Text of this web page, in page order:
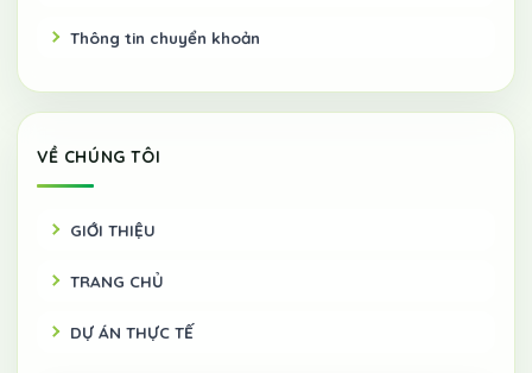
Thông tin chuyển khoản
VỀ CHÚNG TÔI
GIỚI THIỆU
TRANG CHỦ
DỰ ÁN THỰC TẾ